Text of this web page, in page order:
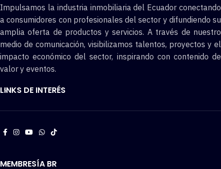
Impulsamos la industria inmobiliaria del Ecuador conectando
a consumidores con profesionales del sector y difundiendo su
amplia oferta de productos y servicios. A través de nuestro
medio de comunicación, visibilizamos talentos, proyectos y el
impacto económico del sector, inspirando con contenido de
valor y eventos.
LINKS DE INTERÉS
MEMBRESÍA BR